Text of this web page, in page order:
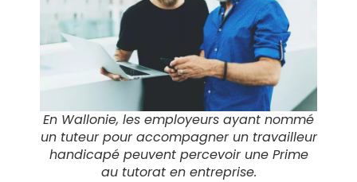
En Wallonie, les employeurs ayant nommé
un tuteur pour accompagner un travailleur
handicapé peuvent percevoir une Prime
au tutorat en entreprise.